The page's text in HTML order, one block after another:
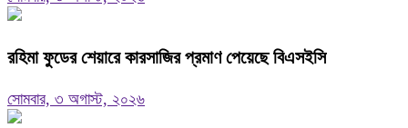
রহিমা ফুডের শেয়ারে কারসাজির প্রমাণ পেয়েছে বিএসইসি
সোমবার, ৩ অগাস্ট, ২০২৬